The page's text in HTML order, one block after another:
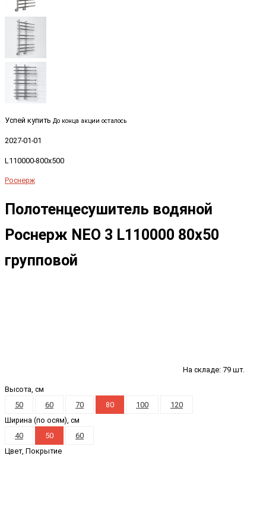
Успей купить До конца акции осталось
2027-01-01
L110000-800x500
Роснерж
Полотенцесушитель водяной
Роснерж NEO 3 L110000 80x50
групповой
На складе: 79 шт.
Высота, см
50
60 70 80 100
120
Ширина (по осям), см
40
50
60
Цвет, Покрытие